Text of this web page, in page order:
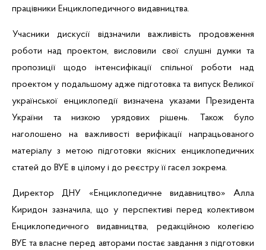
працівники Енциклопедичного видавництва.
Учасники дискусії відзначили важливість продовження
роботи над проектом, висловили свої слушні думки та
пропозиції щодо інтенсифікації спільної роботи над
проектом у подальшому адже підготовка та випуск Великої
української енциклопедії визначена указами Президента
України та низкою урядових рішень. Також було
наголошено на важливості верифікації напрацьованого
матеріалу з метою підготовки якісних енциклопедичних
статей до ВУЕ в цілому і до реєстру її гасел зокрема.
Директор ДНУ «Енциклопедичне видавництво» Алла
Киридон зазначила, що у перспективі перед колективом
Енциклопедичного видавництва, редакційною колегією
ВУЕ та власне перед авторами постає завдання з підготовки